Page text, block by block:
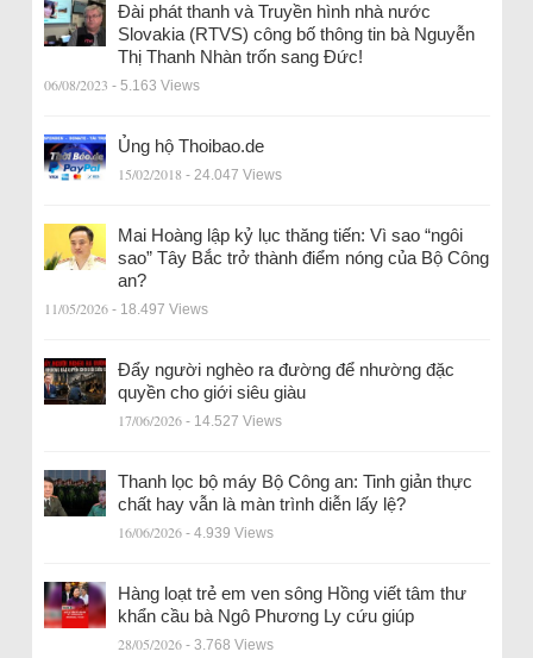
Đài phát thanh và Truyền hình nhà nước
Slovakia (RTVS) công bố thông tin bà Nguyễn
Thị Thanh Nhàn trốn sang Đức!
06/08/2023 - 5.163 Views
Ủng hộ Thoibao.de
15/02/2018 - 24.047 Views
Mai Hoàng lập kỷ lục thăng tiến: Vì sao “ngôi
sao” Tây Bắc trở thành điểm nóng của Bộ Công
an?
11/05/2026 - 18.497 Views
Đẩy người nghèo ra đường để nhường đặc
quyền cho giới siêu giàu
17/06/2026 - 14.527 Views
Thanh lọc bộ máy Bộ Công an: Tinh giản thực
chất hay vẫn là màn trình diễn lấy lệ?
16/06/2026 - 4.939 Views
Hàng loạt trẻ em ven sông Hồng viết tâm thư
khẩn cầu bà Ngô Phương Ly cứu giúp
28/05/2026 - 3.768 Views